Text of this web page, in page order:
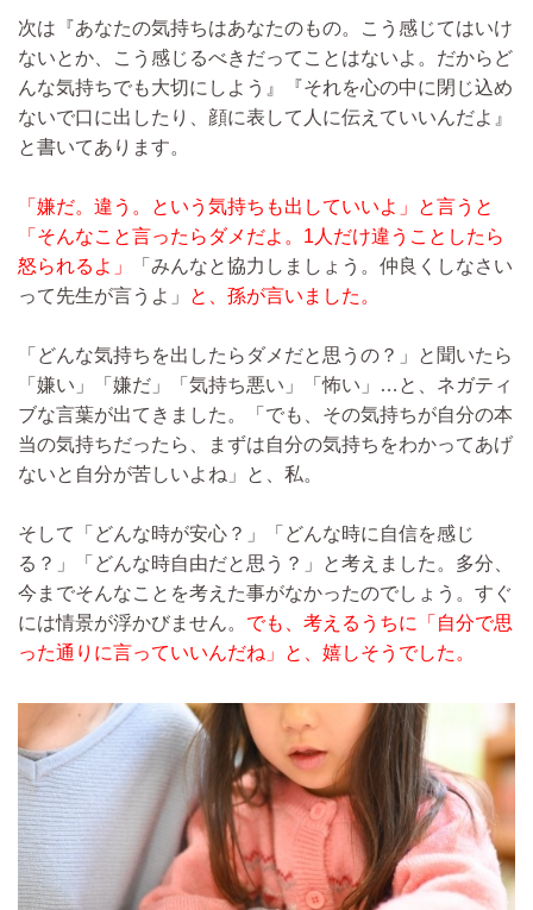
次は『あなたの気持ちはあなたのもの。こう感じてはいけ
ないとか、こう感じるべきだってことはないよ。だからど
んな気持ちでも大切にしよう』『それを心の中に閉じ込め
ないで口に出したり、顔に表して人に伝えていいんだよ』
と書いてあります。
「嫌だ。違う。という気持ちも出していいよ」と言うと
「そんなこと言ったらダメだよ。1人だけ違うことしたら
怒られるよ」
「みんなと協力しましょう。仲良くしなさい
って先生が言うよ」
と、孫が言いました。
「どんな気持ちを出したらダメだと思うの？」と聞いたら
「嫌い」「嫌だ」「気持ち悪い」「怖い」…と、ネガティ
ブな言葉が出てきました。「でも、その気持ちが自分の本
当の気持ちだったら、まずは自分の気持ちをわかってあげ
ないと自分が苦しいよね」と、私。
そして「どんな時が安心？」「どんな時に自信を感じ
る？」「どんな時自由だと思う？」と考えました。多分、
今までそんなことを考えた事がなかったのでしょう。すぐ
には情景が浮かびません。 でも、考えるうちに「自分で思
った通りに言っていいんだね」と、嬉しそうでした。